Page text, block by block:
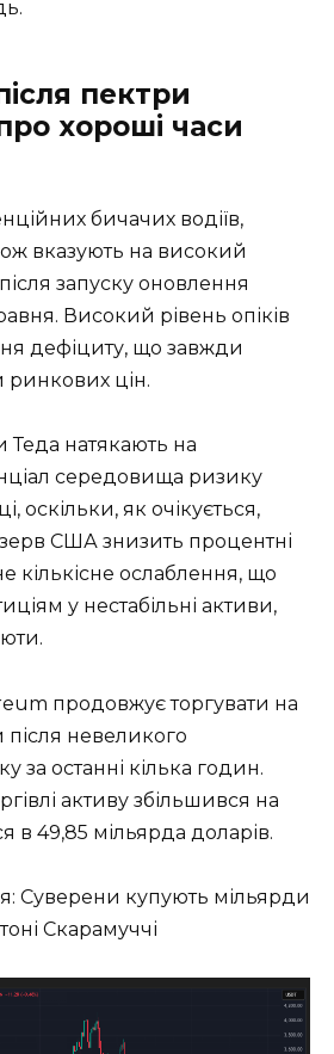
пектри
хороші часи
бичачих водіїв,
вказують на високий
запуску оновлення
Високий рівень опіків
дефіциту, що завжди
ринкових цін.
Теда натякають на
середовища ризику
оскільки, як очікується,
США знизить процентні
кількісне ослаблення, що
у нестабільні активи,
продовжує торгувати на
після невеликого
за останні кілька годин.
активу збільшився на
в 49,85 мільярда доларів.
Суверени купують мільярди
Скарамуччі